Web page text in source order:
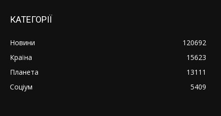
КАТЕГОРІЇ
Новини
120692
Країна
15623
Планета
13111
Соціум
5409